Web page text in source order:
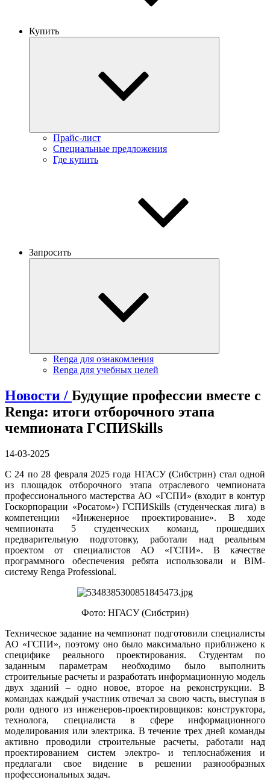
Купить
Прайс-лист
Специальные предложения
Где купить
Запросить
Renga для ознакомления
Renga для учебных целей
Новости / Будущие профессии вместе с
Renga: итоги отборочного этапа
чемпионата ГСПИSkills
14-03-2025
С 24 по 28 февраля 2025 года НГАСУ (Сибстрин) стал одной
из площадок отборочного этапа отраслевого чемпионата
профессионального мастерства АО «ГСПИ» (входит в контур
Госкорпорации «Росатом») ГСПИSkills (студенческая лига) в
компетенции «Инженерное проектирование». В ходе
чемпионата 5 студенческих команд, прошедших
предварительную подготовку, работали над реальным
проектом от специалистов АО «ГСПИ». В качестве
программного обеспечения ребята использовали и BIM-
систему Renga Professional.
Фото: НГАСУ (Сибстрин)
Техническое задание на чемпионат подготовили специалисты
АО «ГСПИ», поэтому оно было максимально приближено к
специфике реального проектирования. Студентам по
заданным параметрам необходимо было выполнить
строительные расчеты и разработать информационную модель
двух зданий – одно новое, второе на реконструкции. В
командах каждый участник отвечал за свою часть, выступая в
роли одного из инженеров-проектировщиков: конструктора,
технолога, специалиста в сфере информационного
моделирования или электрика. В течение трех дней команды
активно проводили строительные расчеты, работали над
проектированием систем электро- и теплоснабжения и
предлагали свое видение в решении разнообразных
профессиональных задач.